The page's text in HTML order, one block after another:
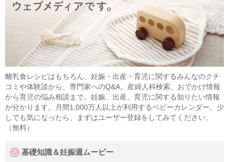
離乳食レシピはもちろん、妊娠・出産・育児に関するみんなのクチ
コミや体験談から、専門家へのQ&A。産婦人科検索、おでかけ情報
から育児の悩み相談まで。妊娠、出産、育児に関する知りたい情報
が分かります。月間1,000万人以上が利用するベビーカレンダー。少
しでも気になったら、まずはユーザー登録をしてみてください。
（無料）
基礎知識＆妊娠週ムービー